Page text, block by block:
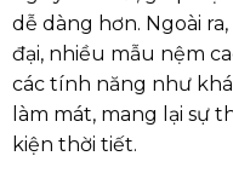
dễ dàng hơn. Ngoài
đại, nhiều mẫu nệm
các tính năng như
làm mát, mang lại sự
kiện thời tiết.